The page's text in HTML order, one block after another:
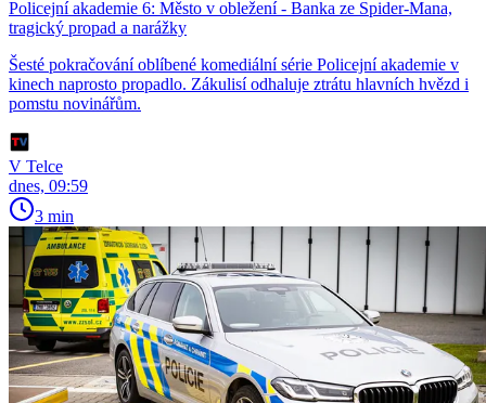
Policejní akademie 6: Město v obležení - Banka ze Spider-Mana,
tragický propad a narážky
Šesté pokračování oblíbené komediální série Policejní akademie v
kinech naprosto propadlo. Zákulisí odhaluje ztrátu hlavních hvězd i
pomstu novinářům.
V Telce
dnes, 09:59
3 min